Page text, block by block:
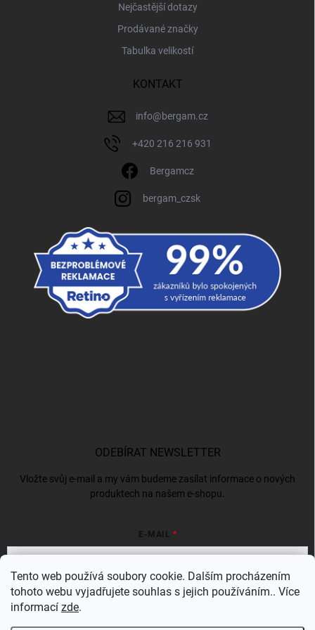
Tento web používá soubory cookie. Dalším procházením
tohoto webu vyjadřujete souhlas s jejich používáním.. Více
informací zde.
Nejčastější dotazy
Prodávané značky
Tabulka velikostí
KONTAKT
info@bergam.cz
+420 216 216 931
Bergamcz
bergam_czsk
ODEBÍRAT NEWSLETTER
Vložte svůj e-mail a my vám budeme zasílat informace o nových
produktech na našem e-shopu.
E-MAIL
Vložením e-mailu souhlasíte s